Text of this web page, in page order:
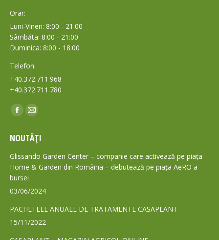
Orar:
Luni-Vineri: 8:00 - 21:00
Sâmbăta: 8:00 - 21:00
Duminica: 8:00 - 18:00
Telefon:
+40.372.711.968
+40.372.711.780
Find us on:
Facebook
opens
in
new
window
Mail
opens
in
new
NOUTĂȚI
Glissando Garden Center – companie care activează pe piața
Home & Garden din România – debutează pe piața AeRO a
bursei
03/06/2024
PACHETELE ANUALE DE TRATAMENTE CASAPLANT
15/11/2022